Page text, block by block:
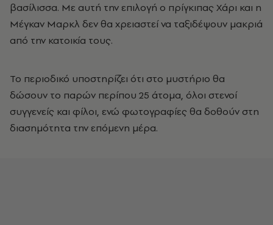
βασίλισσα. Με αυτή την επιλογή ο πρίγκιπας Χάρι και η
Μέγκαν Μαρκλ δεν θα χρειαστεί να ταξιδέψουν μακριά
από την κατοικία τους.
Το περιοδικό υποστηρίζει ότι στο μυστήριο θα
δώσουν το παρών περίπου 25 άτομα, όλοι στενοί
συγγενείς και φίλοι, ενώ φωτογραφίες θα δοθούν στη
διασημότητα την επόμενη μέρα.